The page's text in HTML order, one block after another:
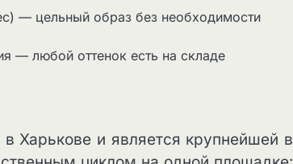
— цельный образ без необходимости
— любой оттенок есть на складе
Харькове и является крупнейшей в